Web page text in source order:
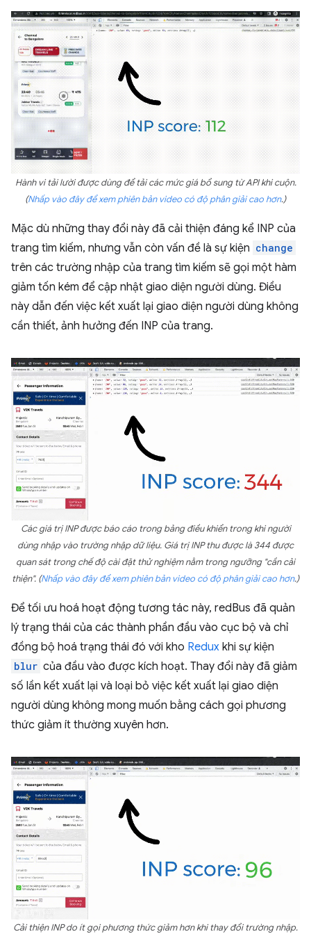
Hành vi tải lười được dùng để tải các mức giá bổ sung từ API khi cuộn.
(Nhấp vào đây để xem phiên bản video có độ phân giải cao hơn.)
Mặc dù những thay đổi này đã cải thiện đáng kể INP của
trang tìm kiếm, nhưng vẫn còn vấn đề là sự kiện change
trên các trường nhập của trang tìm kiếm sẽ gọi một hàm
giảm tốn kém để cập nhật giao diện người dùng. Điều
này dẫn đến việc kết xuất lại giao diện người dùng không
cần thiết, ảnh hưởng đến INP của trang.
Các giá trị INP được báo cáo trong bảng điều khiển trong khi người
dùng nhập vào trường nhập dữ liệu. Giá trị INP thu được là 344 được
quan sát trong chế độ cài đặt thử nghiệm nằm trong ngưỡng "cần cải
thiện". (Nhấp vào đây để xem phiên bản video có độ phân giải cao hơn.)
Để tối ưu hoá hoạt động tương tác này, redBus đã quản
lý trạng thái của các thành phần đầu vào cục bộ và chỉ
đồng bộ hoá trạng thái đó với kho Redux khi sự kiện
blur của đầu vào được kích hoạt. Thay đổi này đã giảm
số lần kết xuất lại và loại bỏ việc kết xuất lại giao diện
người dùng không mong muốn bằng cách gọi phương
thức giảm ít thường xuyên hơn.
Cải thiện INP do ít gọi phương thức giảm hơn khi thay đổi trường nhập.